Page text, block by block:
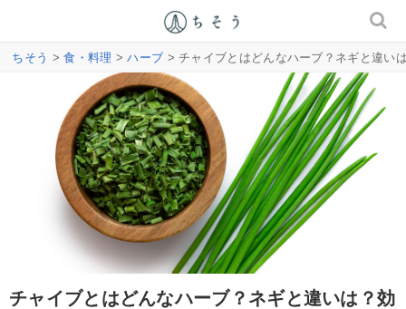
ちそう >食・料理 >ハーブ > チャイブとはどんなハーブ？ネギと違い
チャイブとはどんなハーブ？ネギと違いは？効